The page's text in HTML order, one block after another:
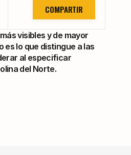
COMPARTIR
visibles y de mayor
es lo que distingue a las
al especificar
del Norte.